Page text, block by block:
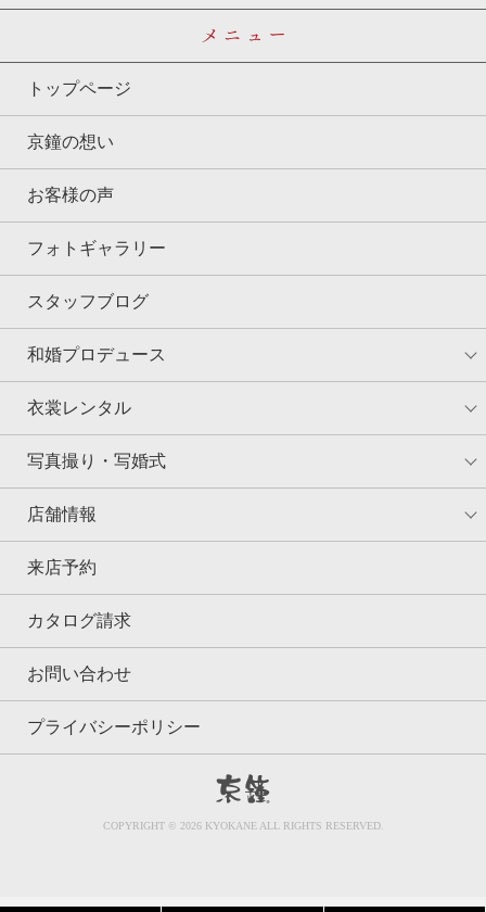
トップページ
京鐘の想い
お客様の声
フォトギャラリー
スタッフブログ
和婚プロデュース
衣裳レンタル
写真撮り・写婚式
店舗情報
来店予約
カタログ請求
お問い合わせ
プライバシーポリシー
COPYRIGHT © 2026 KYOKANE ALL RIGHTS RESERVED.